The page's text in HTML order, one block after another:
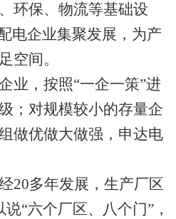
环保、物流等基础设
电企业集聚发展，为产
空间。
，按照“一企一策”进
；对规模较小的存量企
做优做大做强，申达电
多年发展，生产厂区
“六个厂区、八个门”，